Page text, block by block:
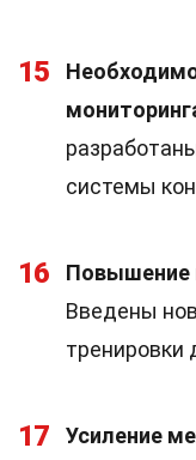
15
системы
16 Повышение
Введены
тренировки
17
Усиление